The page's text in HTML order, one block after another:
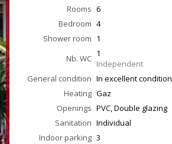
Rooms 6
Bedroom 4
Shower room 1
Nb. WC 1
Independent
General condition In excellent condition
Heating Gaz
Openings PVC, Double glazing
Sanitation Individual
Indoor parking 3